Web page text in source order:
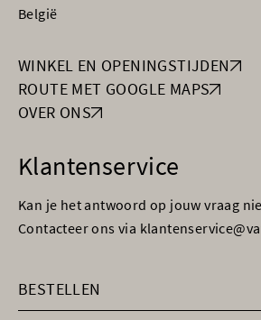
België
WINKEL EN OPENINGSTIJDEN
ROUTE MET GOOGLE MAPS
OVER ONS
Klantenservice
Kan je het antwoord op jouw vraag
Contacteer ons via
BESTELLEN